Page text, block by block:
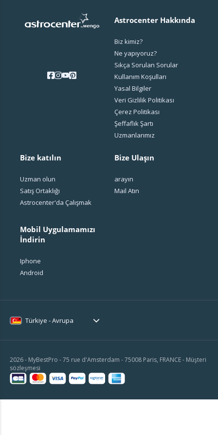
Astrocenter Hakkında
Biz kimiz?
Ne yapıyoruz?
Sıkça Sorulan Sorular
Kullanım Koşulları
Yasal Bilgiler
Veri Gizlilik Politikası
Çerez Politikası
Şeffaflık Şartı
Uzmanlarımız
Bize katılın
Uzman olun
Satış Ortaklığı
Astrocenter'da Çalışmak
Mobil Uygulamamızı
İndirin
Iphone
Android
Bize Ulaşın
arayın
Mail Atın
Türkiye - Avrupa
2026 - MyBestPro - 75 rue d'Amsterdam - 75008 Paris, FRANCE - Müşteri
sözleşmesi